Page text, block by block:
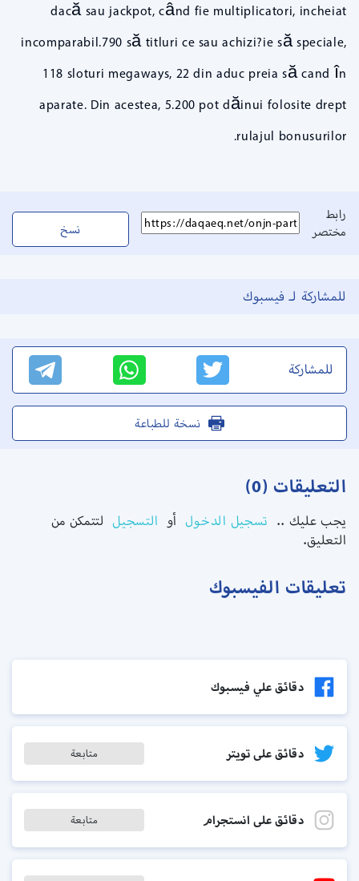
dacă sau jackpot, când fie multiplicatori, incheiat
incomparabil.790 să titluri ce sau achizi?ie să speciale,
118 sloturi megaways, 22 din aduc preia să cand în
aparate. Din acestea, 5.200 pot dăinui folosite drept
rulajul bonusurilor.
رابط
مختصر
نسخ
للمشاركة لـ فيسبوك
للمشاركة
نسخة للطباعة
التعليقات (0)
يجب عليك .. تسجيل الدخول أو التسجيل لتتمكن من
التعليق.
تعليقات الفيسبوك
دقائق علي فيسبوك
دقائق على تويتر متابعة
دقائق على انستجرام متابعة